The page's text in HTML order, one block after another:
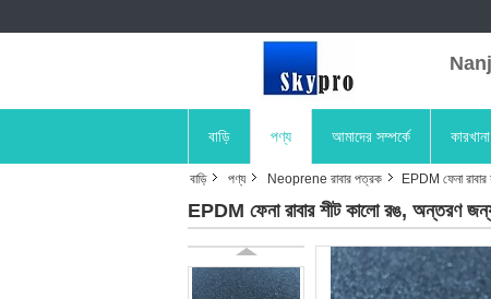
বাড়ি পণ্য আমাদের সম্পর্কে
বাড়ি পণ্য Neoprene রাবার পত্রক EPDM ফেনা
EPDM ফেনা রাবার শীট কালো রঙ, অন্তরণ